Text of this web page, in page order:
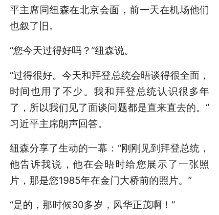
平主席同纽森在北京会面，前一天在机场他们
也叙了旧。
“您今天过得好吗？”纽森说。
“过得很好。今天和拜登总统会晤谈得很全面，
时间也用了不少。我和拜登总统认识很多年
了，所以我们见了面谈问题都是直来直去的。”
习近平主席朗声回答。
纽森分享了生动的一幕：“刚刚见到拜登总统，
他告诉我说，他在会晤时给您展示了一张照
片，那是您1985年在金门大桥前的照片。”
“是的，那时候30多岁，风华正茂啊！”